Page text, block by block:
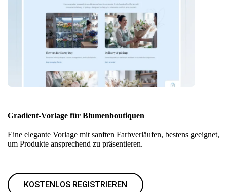
Gradient-Vorlage für Blumenboutiquen
Eine elegante Vorlage mit sanften Farbverläufen, bestens geeignet,
um Produkte ansprechend zu präsentieren.
KOSTENLOS REGISTRIEREN